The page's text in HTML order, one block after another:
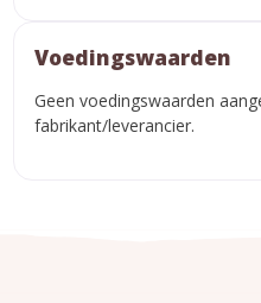
Voedingswaarden
Geen voedingswaarden
fabrikant/leverancier.